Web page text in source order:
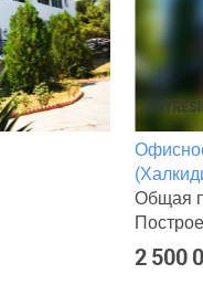
Общая
2 500